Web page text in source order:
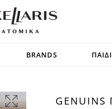
BRANDS
SALE